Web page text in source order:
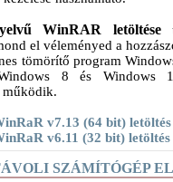
WinRAR letöltése
el véleményed a
tömörítő program
8 és Windows
működik.
v7.13 (64 bit) letöltés
v6.11 (32 bit) letöltés
SZÁMÍTÓGÉP